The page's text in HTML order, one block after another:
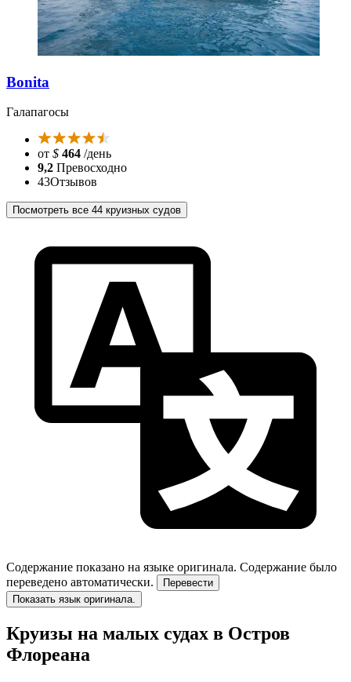
Bonita
Галапагосы
от $ 464 /день
9,2 Превосходно
43Отзывов
Посмотреть все 44 круизных судов
Содержание показано на языке оригинала. Содержание было
переведено автоматически.
Перевести
Показать язык оригинала.
Круизы на малых судах в Остров
Флореана